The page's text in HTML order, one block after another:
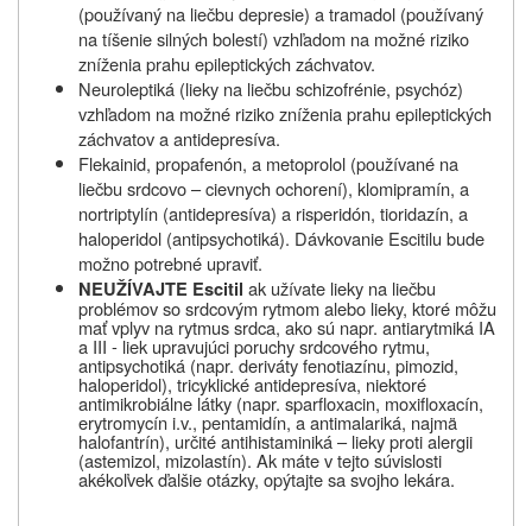
(používaný na liečbu depresie) a tramadol (používaný
na tíšenie silných bolestí) vzhľadom na možné riziko
zníženia prahu epileptických záchvatov.
Neuroleptiká (lieky na liečbu schizofrénie, psychóz)
vzhľadom na možné riziko zníženia prahu epileptických
záchvatov a antidepresíva.
Flekainid, propafenón, a metoprolol (používané na
liečbu srdcovo – cievnych ochorení), klomipramín, a
nortriptylín (antidepresíva) a risperidón, tioridazín, a
haloperidol (antipsychotiká). Dávkovanie Escitilu bude
možno potrebné upraviť.
NEUŽÍVAJTE Escitil ak užívate lieky na liečbu
problémov so srdcovým rytmom alebo lieky, ktoré môžu
mať vplyv na rytmus srdca, ako sú napr. antiarytmiká IA
a III - liek upravujúci poruchy srdcového rytmu,
antipsychotiká (napr. deriváty fenotiazínu, pimozid,
haloperidol), tricyklické antidepresíva, niektoré
antimikrobiálne látky (napr. sparfloxacin, moxifloxacín,
erytromycín i.v., pentamidín, a antimalariká, najmä
halofantrín), určité antihistaminiká – lieky proti alergii
(astemizol, mizolastín). Ak máte v tejto súvislosti
akékoľvek ďalšie otázky, opýtajte sa svojho lekára.